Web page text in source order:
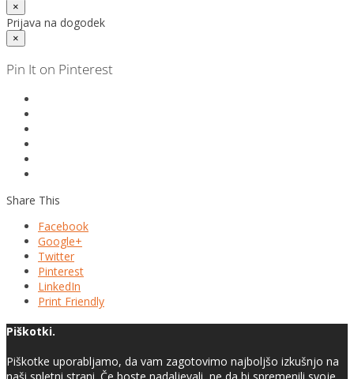
×
Prijava na dogodek
×
Pin It on Pinterest
Share This
Facebook
Google+
Twitter
Pinterest
LinkedIn
Print Friendly
Piškotki.
Piškotke uporabljamo, da vam zagotovimo najboljšo izkušnjo na
naši spletni strani. Če boste nadaljevali, ne da bi spremenili svoje